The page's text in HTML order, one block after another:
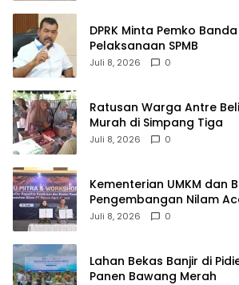
DPRK Minta Pemko
Pelaksanaan SPMB
Juli 8, 2026 0
Ratusan Warga Antre
Murah di Simpang Tiga
Juli 8, 2026 0
Kementerian UMKM dan
Pengembangan Nilam
Razma Agro Jayana
Juli 8, 2026 0
Lahan Bekas Banjir di
Panen Bawang Merah